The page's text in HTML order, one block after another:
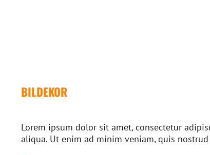
BILDEKOR
Lorem ipsum dolor sit amet, consectetur
aliqua. Ut enim ad minim veniam, quis